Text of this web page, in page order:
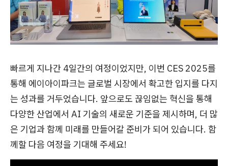
빠르게 지나간 4일간의 여정이었지만, 이번 CES 2025를
통해 에이아이파크는 글로벌 시장에서 확고한 입지를 다지
는 성과를 거두었습니다. 앞으로도 끊임없는 혁신을 통해
다양한 산업에서 AI 기술의 새로운 기준을 제시하며, 더 많
은 기업과 함께 미래를 만들어갈 준비가 되어 있습니다. 함
께할 다음 여정을 기대해 주세요!